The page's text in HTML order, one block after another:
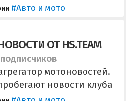
ЭЛИТ и V-Classe.
@soa077
#Авто и мото
ОТ HS.TEAM
мотоновостей.
новости клуба
Для связи: @ashenebal